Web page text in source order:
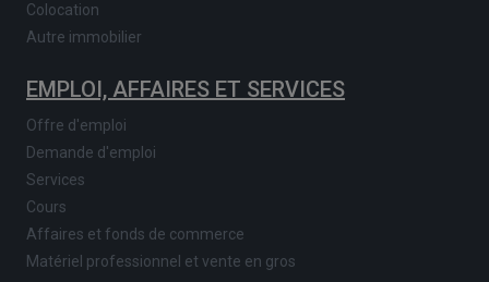
Colocation
Autre immobilier
EMPLOI, AFFAIRES ET SERVICES
Offre d'emploi
Demande d'emploi
Services
Cours
Affaires et fonds de commerce
Matériel professionnel et vente en gros